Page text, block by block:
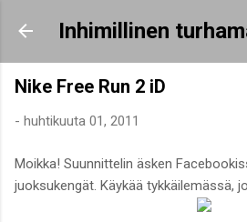
Siirry
Inhimillinen
Nike Free Run 2 iD
- huhtikuuta 01, 2011
Moikka! Suunnittelin äsken
juoksukengät. Käykää tykkäilemässä,